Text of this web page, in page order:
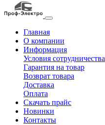
Главная
О компании
Информация
Условия сотрудничества
Гарантия на товар
Возврат товара
Доставка
Оплата
Скачать прайс
Новинки
Контакты